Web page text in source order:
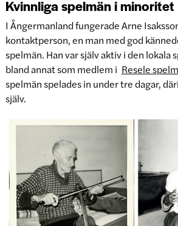
Kvinnliga spelmän i minoritet
I Ångermanland fungerade Arne
kontaktperson, en man med god
spelmän. Han var själv aktiv i den lokala
bland annat som medlem i Resele
spelmän spelades in under tre dagar,
själv.